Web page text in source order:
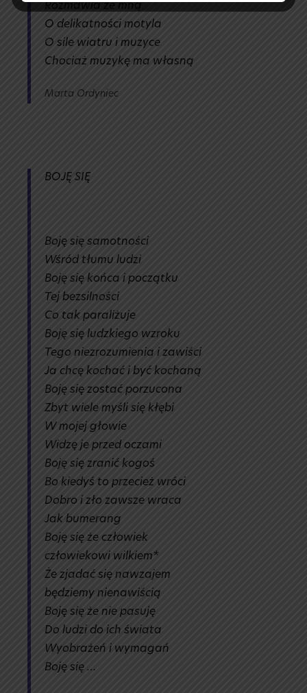
Rozmawia ze mną
O delikatności motyla
O sile wiatru i muzyce
Chociaż muzykę ma własną
Marta Ordyniec
BOJĘ SIĘ
Boję się samotności
Wśród tłumu ludzi
Boję się końca i początku
Tej bezsilności
Co tak paraliżuje
Boję się ludzkiego wzroku
Tego niezrozumienia i zawiści
Ja chcę kochać i być kochaną
Boję się zostać porzucona
Zbyt wiele myśli się kłębi
W mojej głowie
Widzę je przed oczami
Boję się zranić kogoś
Bo kiedyś to przecież wróci
Dobro i zło zawsze wraca
Jak bumerang
Boję się że człowiek
człowiekowi wilkiem*
Że zjadać się nawzajem
będziemy nienawiścią
Boję się że nie pasuję
Do ludzi do ich świata
Wyobrażeń i wymagań
Boję się …